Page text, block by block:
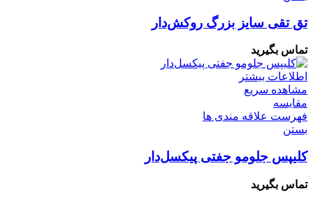
تق تقی سایز بزرگ روکش‌دار
تماس بگیرید
اطلاعات بیشتر
مشاهده سریع
مقایسه
فهرست علاقه مندی ها
بستن
کلیپس جلومو جفتی پیکسل‌دار
تماس بگیرید